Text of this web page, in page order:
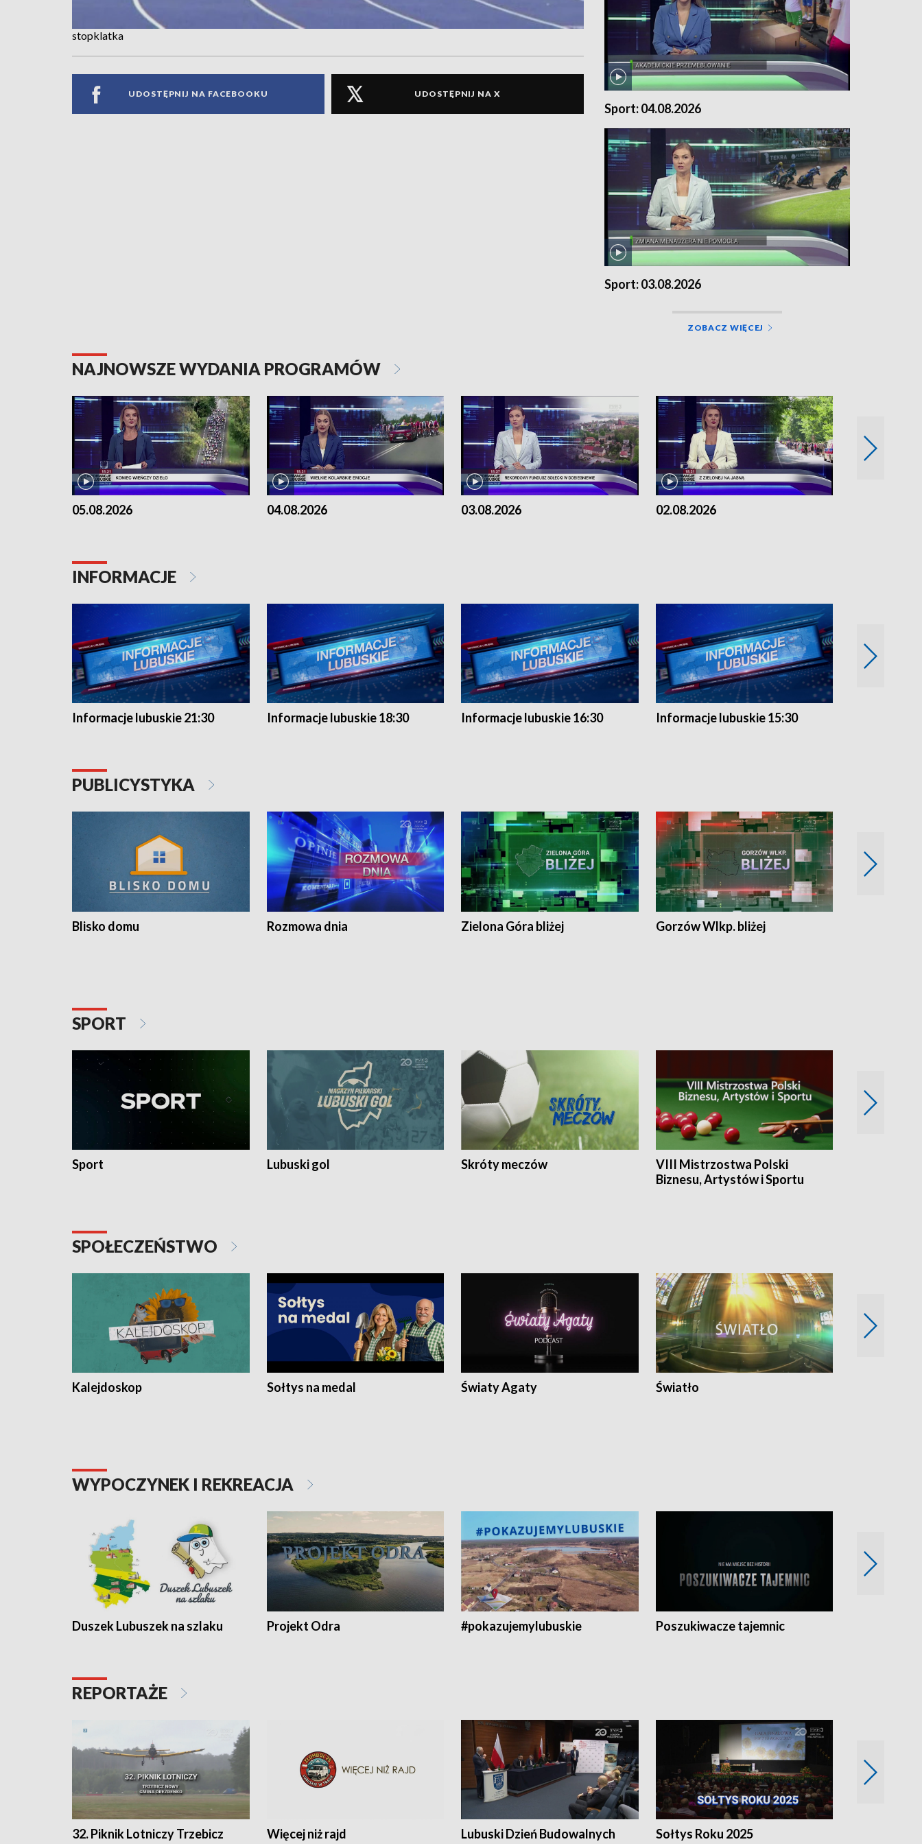
stopklatka
UDOSTĘPNIJ NA FACEBOOKU UDOSTĘPNIJ NA X
Sport: 04.08.2026
Sport: 03.08.2026
ZOBACZ WIĘCEJ
NAJNOWSZE WYDANIA PROGRAMÓW
05.08.2026 04.08.2026 03.08.2026 02.08.2026
INFORMACJE
Informacje lubuskie 21:30 Informacje lubuskie 18:30 Informacje lubuskie 16:30 Informacje lubuskie 15:30
PUBLICYSTYKA
Blisko domu Rozmowa dnia Zielona Góra bliżej Gorzów Wlkp. bliżej
SPORT
Sport Lubuski gol Skróty meczów
VIII Mistrzostwa Polski
Biznesu, Artystów i Sportu
SPOŁECZEŃSTWO
Kalejdoskop Sołtys na medal Światy Agaty Światło
WYPOCZYNEK I REKREACJA
Duszek Lubuszek na szlaku Projekt Odra #pokazujemylubuskie Poszukiwacze tajemnic
REPORTAŻE
32. Piknik Lotniczy Trzebicz
Więcej niż rajd Lubuski Dzień Budowalnych Sołtys Roku 2025